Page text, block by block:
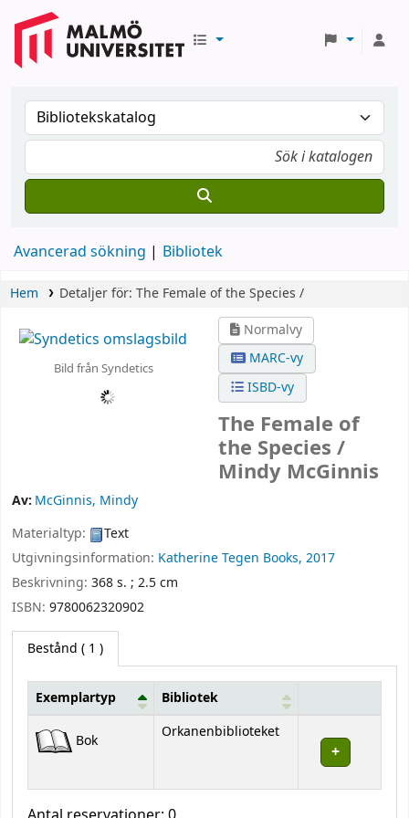
Avancerad sökning Bibliotek
Hem Detaljer för: The Female of the Species /
Bild från Syndetics
Normalvy
MARC-vy
ISBD-vy
The Female of
the Species /
Mindy McGinnis
Av: McGinnis, Mindy
Materialtyp:
Text
Utgivningsinformation: Katherine Tegen Books, 2017
Beskrivning: 368 s. ; 2.5 cm
ISBN: 9780062320902
Bestånd ( 1 )
Exemplartyp Bibliotek
Bok Orkanenbiblioteket